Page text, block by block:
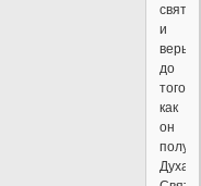
и
веры
до
того
как
он
Духа